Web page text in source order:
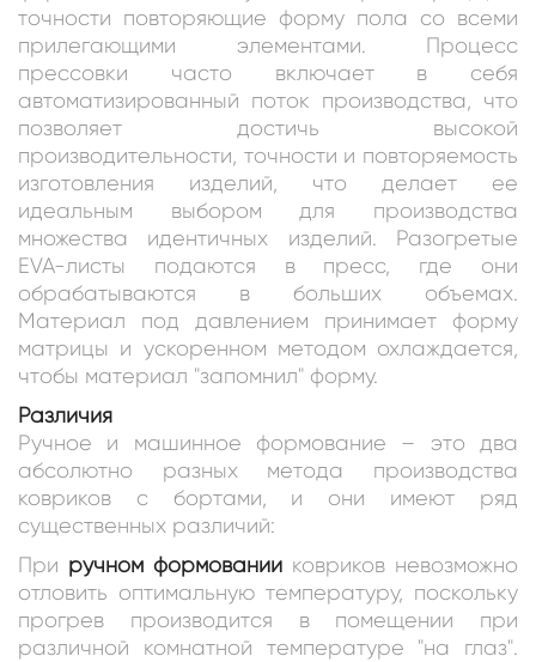
точности повторяющие форму пола со всеми
прилегающими элементами. Процесс
прессовки часто включает в себя
автоматизированный поток производства, что
позволяет достичь высокой
производительности, точности и повторяемость
изготовления изделий, что делает ее
идеальным выбором для производства
множества идентичных изделий. Разогретые
EVA-листы подаются в пресс, где они
обрабатываются в больших объемах.
Материал под давлением принимает форму
матрицы и ускоренном методом охлаждается,
чтобы материал "запомнил" форму.
Различия
Ручное и машинное формование – это два
абсолютно разных метода производства
ковриков с бортами, и они имеют ряд
существенных различий:
При ручном формовании ковриков невозможно
отловить оптимальную температуру, поскольку
прогрев производится в помещении при
различной комнатной температуре "на глаз".